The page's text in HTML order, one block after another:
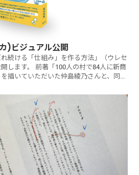
)ビジュアル公開
続ける「仕組み」を作る方法」（ウレセ
します。 前著「100人の村で84人に新商
描いていただいた仲島綾乃さんと、同じ